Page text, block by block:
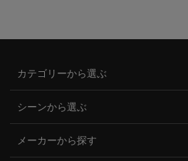
カテゴリーから選ぶ
シーンから選ぶ
メーカーから探す